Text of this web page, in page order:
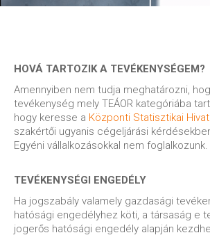
HOVÁ TARTOZIK A TEVÉKENYSÉGEM?
Amennyiben nem tudja meghatározni,
tevékenység mely TEÁOR kategóriába
hogy keresse a Központi Statisztikai
szakértői ugyanis cégeljárási
Egyéni vállalkozásokkal nem foglalkozunk.
TEVÉKENYSÉGI ENGEDÉLY
Ha jogszabály valamely gazdasági
hatósági engedélyhez köti, a társaság e
jogerős hatósági engedély alapján